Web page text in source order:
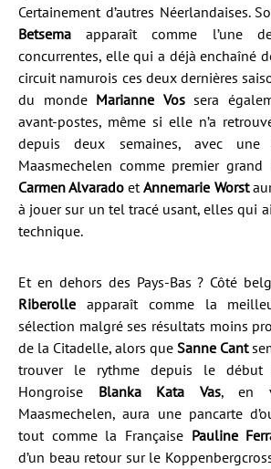
Certainement d’autres Néerlandaises.
Betsema apparaît comme l’une
concurrentes, elle qui a déjà enchaîné
circuit namurois ces deux dernières
du monde Marianne Vossera
avant-postes, même si elle n’a
depuis deux semaines, avec
Maasmechelen comme premier grand
Carmen Alvarado etAnnemarie Worst
à jouer sur un tel tracé usant, elles qui
technique.
Et en dehors des Pays-Bas ? Côté
Riberolle apparaît comme la
sélection malgré ses résultats moins
de la Citadelle, alors que Sanne Cant
trouver le rythme depuis le
Hongroise Blanka Kata Vas, en
Maasmechelen, aura une pancarte
tout comme la Française Pauline
d’un beau retour sur le